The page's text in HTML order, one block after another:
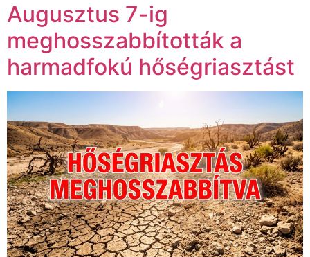
Augusztus 7-ig
meghosszabbították a
harmadfokú hőségriasztást